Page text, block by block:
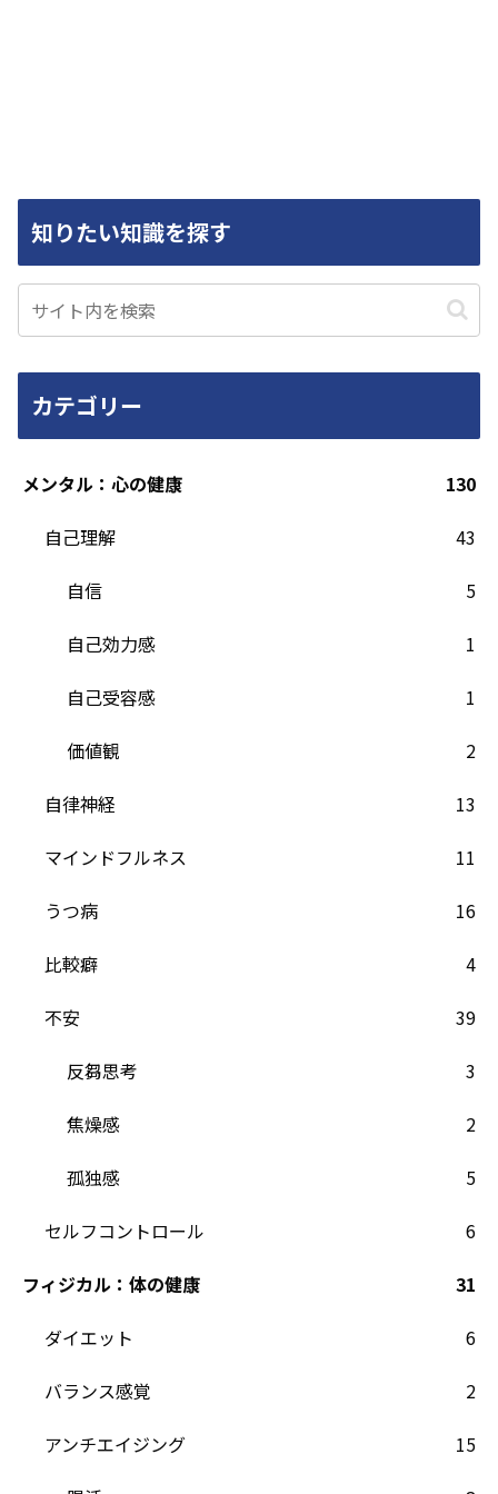
知りたい知識を探す
カテゴリー
メンタル：心の健康
130
自己理解
43
自信
5
自己効力感
1
自己受容感
1
価値観
2
自律神経
13
マインドフルネス
11
うつ病
16
比較癖
4
不安
39
反芻思考
3
焦燥感
2
孤独感
5
セルフコントロール
6
フィジカル：体の健康
31
ダイエット
6
バランス感覚
2
アンチエイジング
15